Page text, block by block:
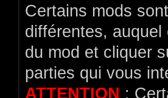
Certains mods
différentes,
du mod et cliquer
parties qui vous
ATTENTION :